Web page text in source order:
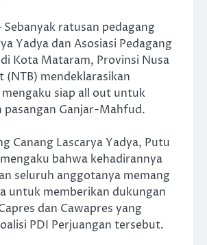
ratusan pedagang
Yadya dan Asosiasi Pedagang
Kota Mataram, Provinsi Nusa
(NTB) mendeklarasikan
siap all out untuk
pasangan Ganjar-Mahfud.
Canang Lascarya Yadya, Putu
bahwa kehadirannya
seluruh anggotanya memang
untuk memberikan dukungan
dan Cawapres yang
PDI Perjuangan tersebut.